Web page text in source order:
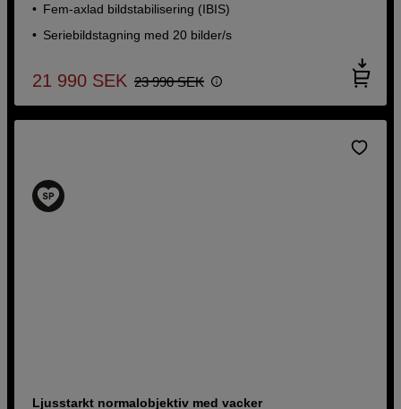
Fem-axlad bildstabilisering (IBIS)
Seriebildstagning med 20 bilder/s
21 990 SEK 23 990 SEK
Ljusstarkt normalobjektiv med vacker